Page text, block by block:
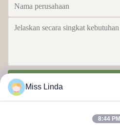
Miss Linda
8:44 PM